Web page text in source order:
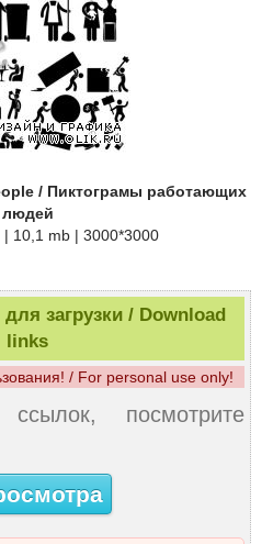
/ Пиктограмы работающих
людей
| 10,1 mb | 3000*3000
загрузки / Download
links
/ For personal use only!
посмотрите